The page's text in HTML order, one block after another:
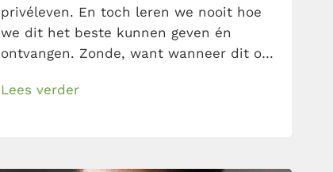
privéleven. En toch leren we nooit hoe
we dit het beste kunnen geven én
ontvangen. Zonde, want wanneer dit op
de gever als de ontvanger geen stap
Lees verder